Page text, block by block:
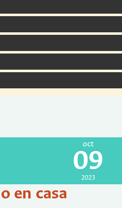
oct
09
2023
en casa